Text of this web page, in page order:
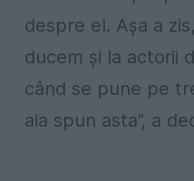
despre el. Așa a
ducem și la actorii
când se pune pe
aia spun asta”, a